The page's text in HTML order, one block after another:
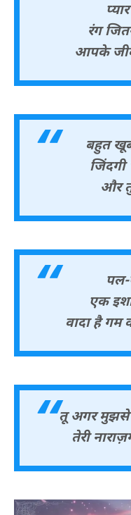
रंग
आपके
बहुत
जिंदगी
और
पल-
एक
वादा है
तू अगर मुझसे
तेरी